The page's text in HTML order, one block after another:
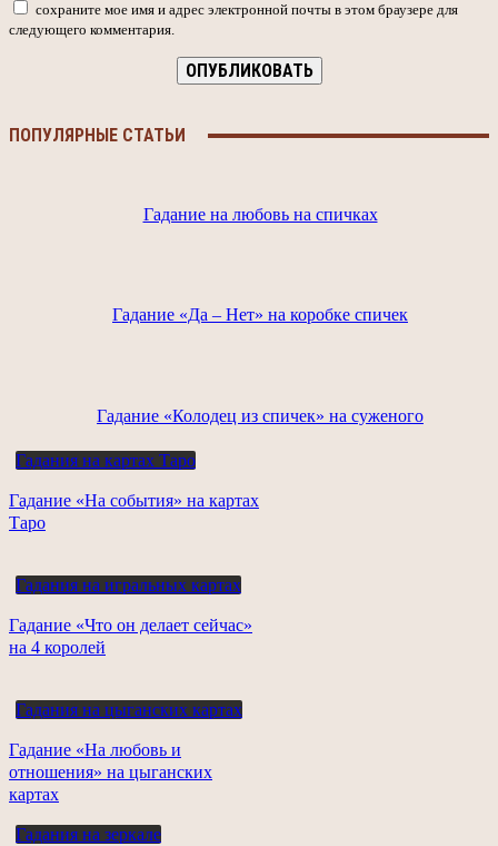
сохраните мое имя и адрес электронной почты в этом браузере для
следующего комментария.
ПОПУЛЯРНЫЕ СТАТЬИ
Гадание на любовь на спичках
Гадание «Да – Нет» на коробке спичек
Гадание «Колодец из спичек» на суженого
Гадания на картах Таро
Гадание «На события» на картах
Таро
Гадания на игральных картах
Гадание «Что он делает сейчас»
на 4 королей
Гадания на цыганских картах
Гадание «На любовь и
отношения» на цыганских
картах
Гадания на зеркале